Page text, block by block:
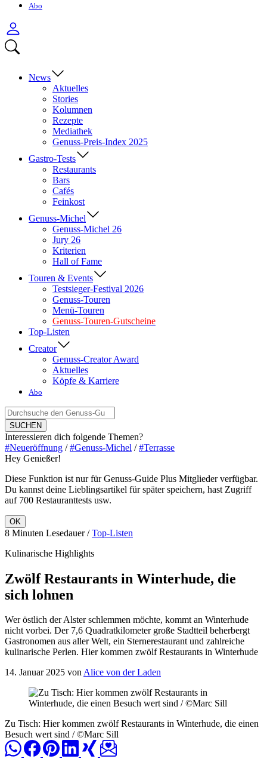
Abo
Anmelden
Menü
öffnen
Suchen
News
Aktuelles
Stories
Kolumnen
Rezepte
Mediathek
Genuss-Preis-Index 2025
Gastro-Tests
Restaurants
Bars
Cafés
Feinkost
Genuss-Michel
Genuss-Michel 26
Jury 26
Kriterien
Hall of Fame
Touren & Events
Testsieger-Festival 2026
Genuss-Touren
Menü-Touren
Genuss-Touren-Gutscheine
Top-Listen
Creator
Genuss-Creator Award
Aktuelles
Köpfe & Karriere
Abo
Suche
nach:
SUCHEN
Interessieren dich folgende Themen?
#Neueröffnung /#Genuss-Michel /#Terrasse
Hey Genießer!
Diese Funktion ist nur für Genuss-Guide Plus Mitglieder verfügbar.
Du kannst deine Lieblingsartikel für später speichern, hast Zugriff
auf 700 Restauranttests usw.
OK
8 Minuten Lesedauer /Top-Listen
Kulinarische Highlights
Zwölf Restaurants in Winterhude, die
sich lohnen
Wer östlich der Alster schlemmen möchte, kommt an Winterhude
nicht vorbei. Der 7,6 Quadratkilometer große Stadtteil beherbergt
Gastronomen aus aller Welt, ein Sternerestaurant und zahlreiche
kulinarische Perlen. Hier kommen zwölf Restaurants in Winterhude
14. Januar 2025 vonAlice von der Laden
Zu Tisch: Hier kommen zwölf Restaurants in Winterhude, die einen
Besuch wert sind / ©Marc Sill